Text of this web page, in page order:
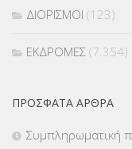
ΔΙΟΡΙΣΜΟΙ (123)
ΕΚΔΡΟΜΕΣ (7.354)
ΠΡΌΣΦΑΤΑ ΆΡΘΡΑ
Συμπληρωματική